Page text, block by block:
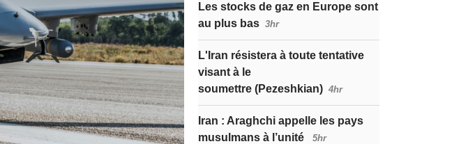
Les stocks de gaz en Europe sont
au plus bas 3hr
L'Iran résistera à toute tentative
visant à le
soumettre (Pezeshkian) 4hr
Iran : Araghchi appelle les pays
musulmans à l’unité
5hr